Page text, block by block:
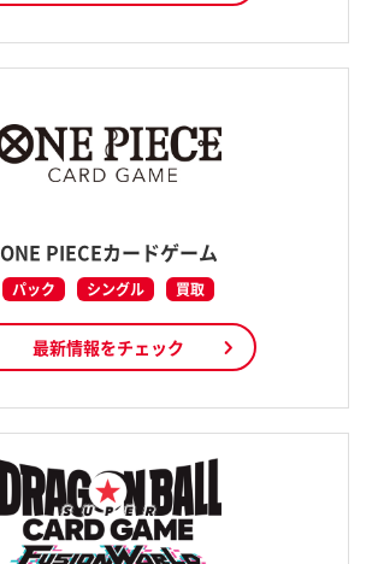
ONE PIECEカードゲーム
パック シングル 買取
最新情報をチェック